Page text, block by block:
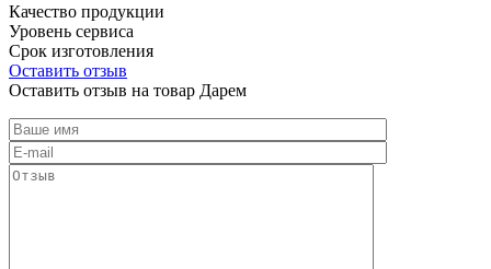
Качество продукции
Уровень сервиса
Срок изготовления
Оставить отзыв
Оставить отзыв на товар Дарем